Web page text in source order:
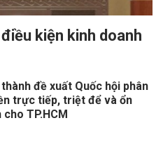
kiện kinh doanh
đề xuất Quốc hội phân
trực tiếp, triệt để và ổn
cho TP.HCM